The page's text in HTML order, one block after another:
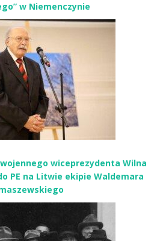
w Niemenczynie
wiceprezydenta Wilna
PE na Litwie ekipie Waldemara